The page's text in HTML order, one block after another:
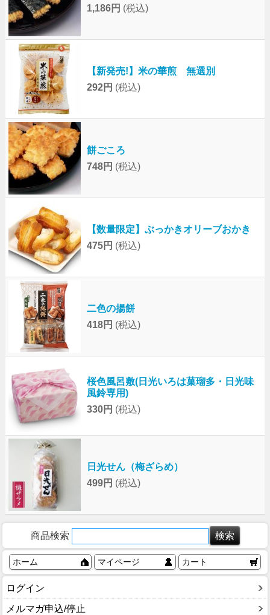
1,186円 (税込)
【新発売!】米の華煎 無選別
292円 (税込)
餅ごころ
748円 (税込)
【数量限定】ぶっかきオリーブおかき
475円 (税込)
二色の揚餅
418円 (税込)
桜色風呂敷(日光いろは菓瑠多・日光味
風鈴専用)
330円 (税込)
日光せん（梅ざらめ）
499円 (税込)
商品検索
ホーム マイページ カート
ログイン
メルマガ申込/停止